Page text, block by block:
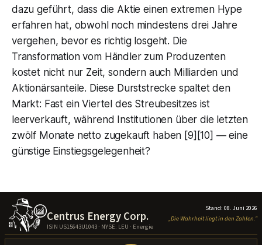
dazu geführt, dass die Aktie einen extremen Hype
erfahren hat, obwohl noch mindestens drei Jahre
vergehen, bevor es richtig losgeht. Die
Transformation vom Händler zum Produzenten
kostet nicht nur Zeit, sondern auch Milliarden und
Aktionärsanteile. Diese Durststrecke spaltet den
Markt: Fast ein Viertel des Streubesitzes ist
leerverkauft, während Institutionen über die letzten
zwölf Monate netto zugekauft haben [9][10] — eine
günstige Einstiegsgelegenheit?
Centrus Energy Corp.
ISIN US15643U1043 · NYSE: LEU · Energie
Stand: 08. Juni 2026
„Die Wahrheit liegt in den Zahlen."